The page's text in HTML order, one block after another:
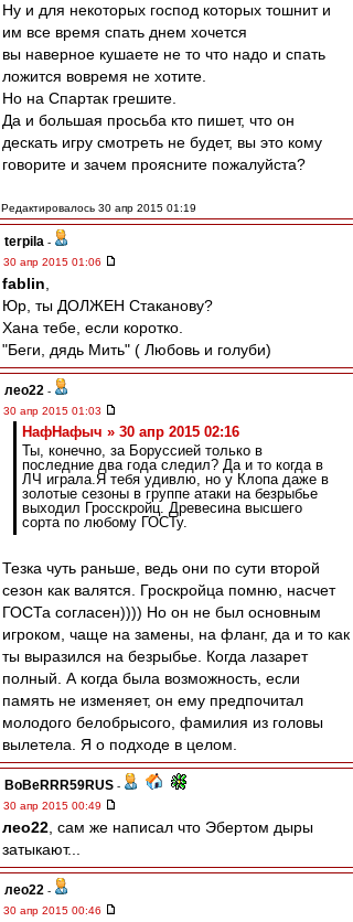
Ну и для некоторых господ которых тошнит и
им все время спать днем хочется
вы наверное кушаете не то что надо и спать
ложится вовремя не хотите.
Но на Спартак грешите.
Да и большая просьба кто пишет, что он
дескать игру смотреть не будет, вы это кому
говорите и зачем проясните пожалуйста?
Редактировалось 30 апр 2015 01:19
terpila -
30 апр 2015 01:06
fablin
Юр, ты ДОЛЖЕН Стаканову?
Хана тебе, если коротко.
"Беги, дядь Мить" ( Любовь и голуби)
лео22 -
30 апр 2015 01:03
НафНафыч » 30 апр 2015 02:16
Ты, конечно, за Боруссией только в
последние два года следил? Да и то когда в
ЛЧ играла.Я тебя удивлю, но у Клопа даже в
золотые сезоны в группе атаки на безрыбье
выходил Гросскройц. Древесина высшего
сорта по любому ГОСТу.
Тезка чуть раньше, ведь они по сути второй
сезон как валятся. Гроскройца помню, насчет
ГОСТа согласен)))) Но он не был основным
игроком, чаще на замены, на фланг, да и то как
ты выразился на безрыбье. Когда лазарет
полный. А когда была возможность, если
память не изменяет, он ему предпочитал
молодого белобрысого, фамилия из головы
вылетела. Я о подходе в целом.
BoBeRRR59RUS -
30 апр 2015 00:49
лео22 , сам же написал что Эбертом дыры
затыкают...
лео22 -
30 апр 2015 00:46